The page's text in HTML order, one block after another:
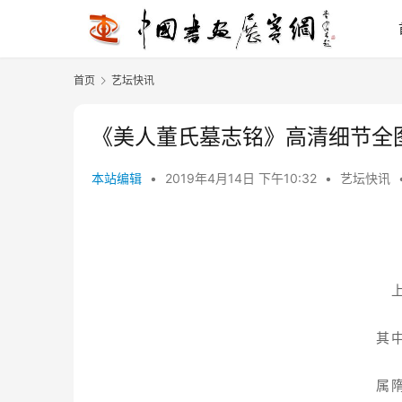
首页 艺坛快讯
《美人董氏墓志铭》高清细节全
本站编辑 • 2019年4月14日 下午10:32 • 艺坛快讯
其
属